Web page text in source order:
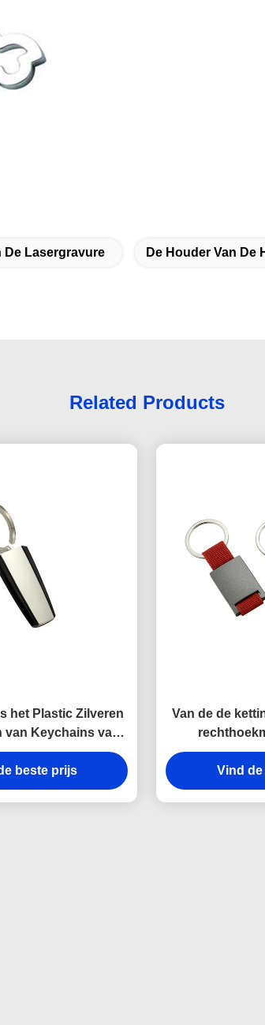
De Lasergravure De Houder Van De
Related Products
het Plastic Zilveren
van Keychains van
belangrijke Houder
beste prijs
Van de de
belangrijke van
Gift van de het
Vind